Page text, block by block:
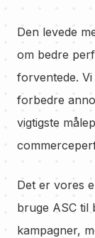
Den levede
om bedre
forventede.
forbedre
vigtigste
Det er vores
bruge ASC til
kampagner,